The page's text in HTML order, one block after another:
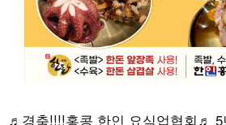
♬경축!!!!홍콩 한인 요식업협회♬ 5